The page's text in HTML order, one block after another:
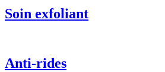
Soin exfoliant
Anti-rides